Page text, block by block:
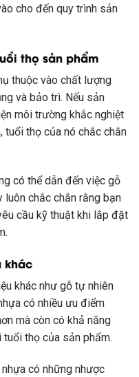
cho đến quy trình sản
thọ sản phẩm
thuộc vào chất lượng
và bảo trì. Nếu sản
môi trường khắc nghiệt
thọ của nó chắc chắn
có thể dẫn đến việc gỗ
luôn chắc chắn rằng bạn
cầu kỹ thuật khi lắp đặt
khác
khác như gỗ tự nhiên
có nhiều ưu điểm
mà còn có khả năng
thọ của sản phẩm.
có những nhược